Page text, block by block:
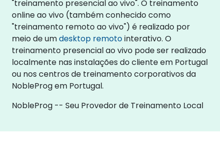
"treinamento presencial ao vivo". O treinamento
online ao vivo (também conhecido como
"treinamento remoto ao vivo") é realizado por
meio de umdesktop remotointerativo. O
treinamento presencial ao vivo pode ser realizado
localmente nas instalações do cliente em Portugal
ou nos centros de treinamento corporativos da
NobleProg em Portugal.
NobleProg -- Seu Provedor de Treinamento Local